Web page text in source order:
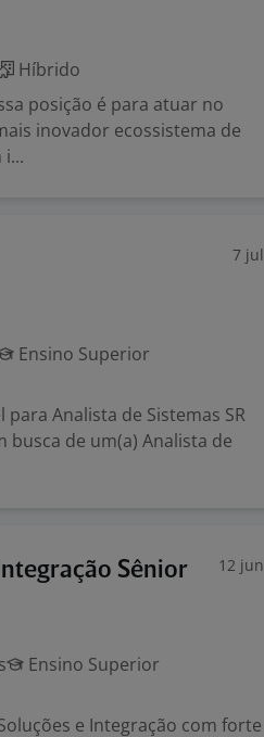
Híbrido
posição é para atuar no
inovador ecossistema de
7 jul
Ensino Superior
Analista de Sistemas SR
busca de um(a) Analista de
Sênior 12 jun
Ensino Superior
e Integração com forte